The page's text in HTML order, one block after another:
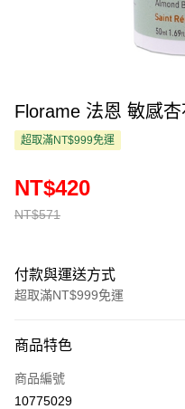
Florame 法恩 敏感
超取滿NT$999免運
NT$571
NT$420
付款與運送方式
超取滿NT$999免運
信用卡一次付款
超商取貨付款
商品特色
商品編號
10775029